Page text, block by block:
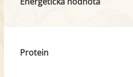
Protein